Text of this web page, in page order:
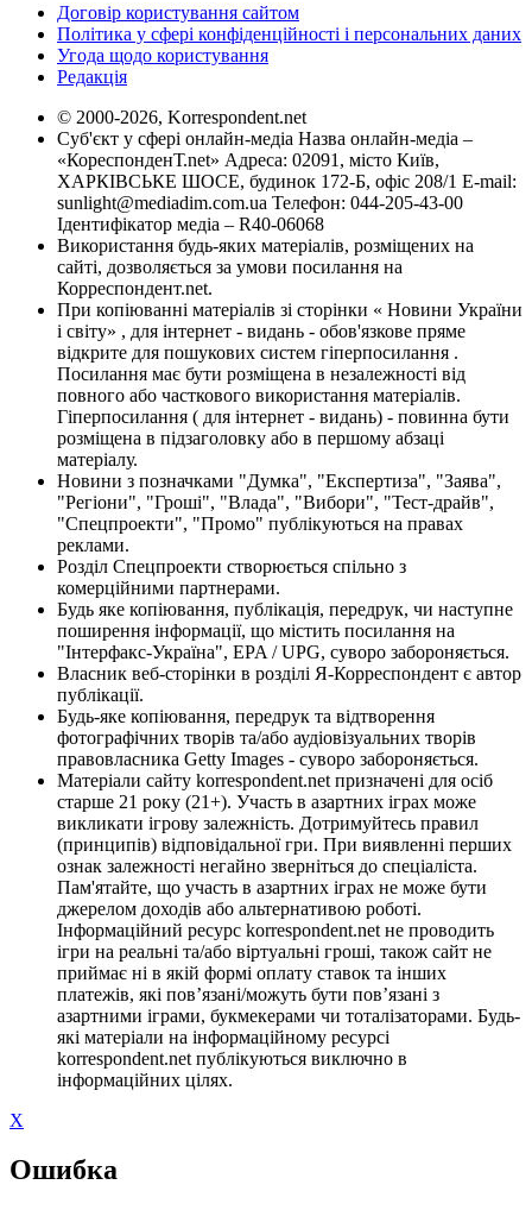
Договір користування сайтом
Політика у сфері конфіденційності і персональних даних
Угода щодо користування
Редакція
© 2000-2026, Korrespondent.net
Суб'єкт у сфері онлайн-медіа Назва онлайн-медіа –
«КореспонденТ.net» Адреса: 02091, місто Київ,
ХАРКІВСЬКЕ ШОСЕ, будинок 172-Б, офіс 208/1 E-mail:
sunlight@mediadim.com.ua Телефон: 044-205-43-00
Ідентифікатор медіа – R40-06068
Використання будь-яких матеріалів, розміщених на
сайті, дозволяється за умови посилання на
Корреспондент.net.
При копіюванні матеріалів зі сторінки « Новини України
і світу» , для інтернет - видань - обов'язкове пряме
відкрите для пошукових систем гіперпосилання .
Посилання має бути розміщена в незалежності від
повного або часткового використання матеріалів.
Гіперпосилання ( для інтернет - видань) - повинна бути
розміщена в підзаголовку або в першому абзаці
матеріалу.
Новини з позначками "Думка", "Експертиза", "Заява",
"Регіони", "Гроші", "Влада", "Вибори", "Тест-драйв",
"Спецпроекти", "Промо" публікуються на правах
реклами.
Розділ Спецпроекти створюється спільно з
комерційними партнерами.
Будь яке копіювання, публікація, передрук, чи наступне
поширення інформації, що містить посилання на
"Інтерфакс-Україна", EPA / UPG, суворо забороняється.
Власник веб-сторінки в розділі Я-Корреспондент є автор
публікації.
Будь-яке копіювання, передрук та відтворення
фотографічних творів та/або аудіовізуальних творів
правовласника Getty Images - суворо забороняється.
Матеріали сайту korrespondent.net призначені для осіб
старше 21 року (21+). Участь в азартних іграх може
викликати ігрову залежність. Дотримуйтесь правил
(принципів) відповідальної гри. При виявленні перших
ознак залежності негайно зверніться до спеціаліста.
Пам'ятайте, що участь в азартних іграх не може бути
джерелом доходів або альтернативою роботі.
Інформаційний ресурс korrespondent.net не проводить
ігри на реальні та/або віртуальні гроші, також сайт не
приймає ні в якій формі оплату ставок та інших
платежів, які пов’язані/можуть бути пов’язані з
азартними іграми, букмекерами чи тоталізаторами. Будь-
які матеріали на інформаційному ресурсі
korrespondent.net публікуються виключно в
інформаційних цілях.
X
Ошибка